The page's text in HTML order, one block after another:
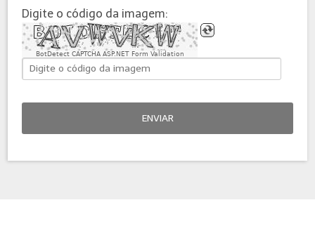
Digite o código da imagem:
BotDetect CAPTCHA ASP.NET Form Validation
ENVIAR